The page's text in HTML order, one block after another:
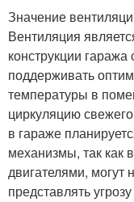
Значение
Вентиляция
конструкции
поддерживать
температуры в
циркуляцию
в гараже
механизмы, так
двигателями, могут
представлять